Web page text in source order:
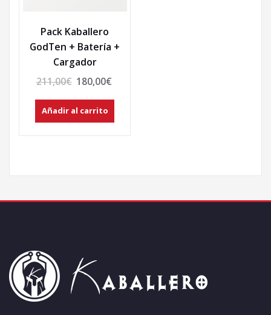
Pack Kaballero
GodTen + Batería +
Cargador
211,00€ 180,00€
Añadir al carrito